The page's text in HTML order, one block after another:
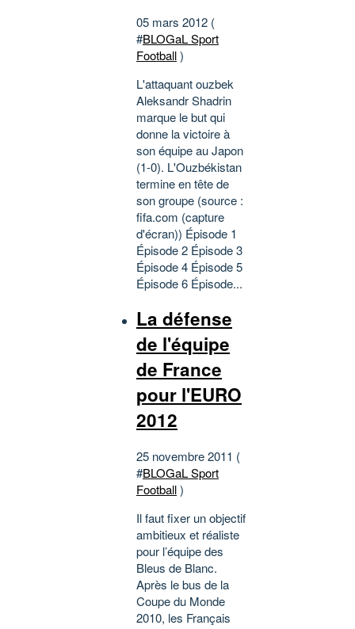
05 mars 2012 (
#BLOGaL Sport
Football)
L'attaquant ouzbek
Aleksandr Shadrin
marque le but qui
donne la victoire à
son équipe au Japon
(1-0). L'Ouzbékistan
termine en tête de
son groupe (source :
fifa.com (capture
d'écran)) Épisode 1
Épisode 2 Épisode 3
Épisode 4 Épisode 5
Épisode 6 Épisode...
La défense
de l'équipe
de France
pour l'EURO
2012
25 novembre 2011 (
#BLOGaL Sport
Football)
Il faut fixer un objectif
ambitieux et réaliste
pour l’équipe des
Bleus de Blanc.
Après le bus de la
Coupe du Monde
2010, les Français